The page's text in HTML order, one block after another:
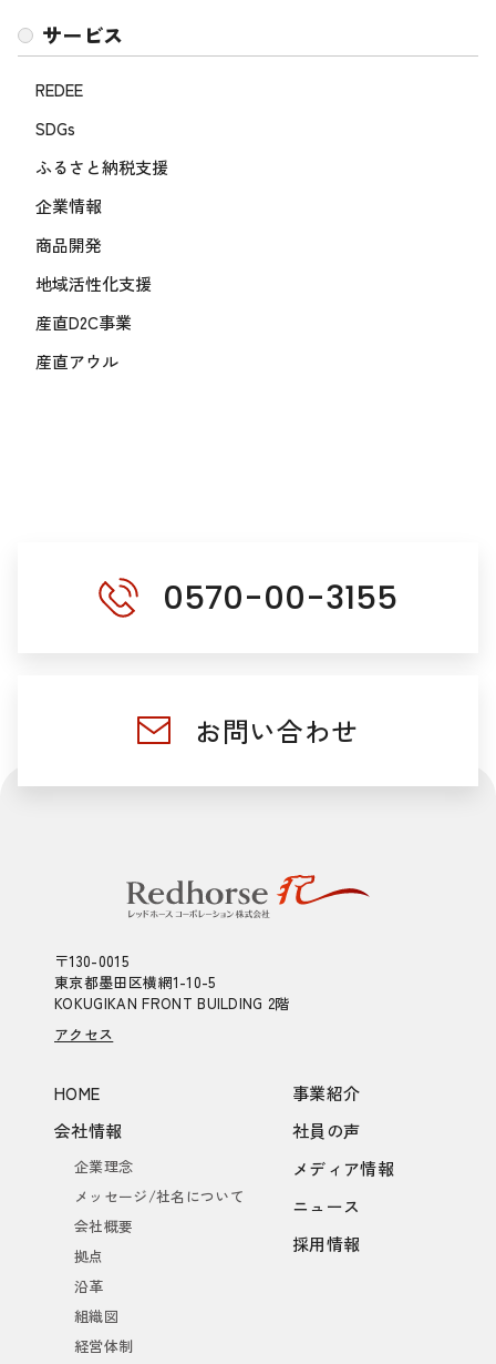
サービス
REDEE
SDGs
ふるさと納税支援
企業情報
商品開発
地域活性化支援
産直D2C事業
産直アウル
0570-00-3155
お問い合わせ
〒130-0015
東京都墨田区横網1-10-5
KOKUGIKAN FRONT BUILDING 2階
アクセス
HOME
会社情報
企業理念
メッセージ/社名について
会社概要
拠点
沿革
組織図
経営体制
事業紹介
社員の声
メディア情報
ニュース
採用情報